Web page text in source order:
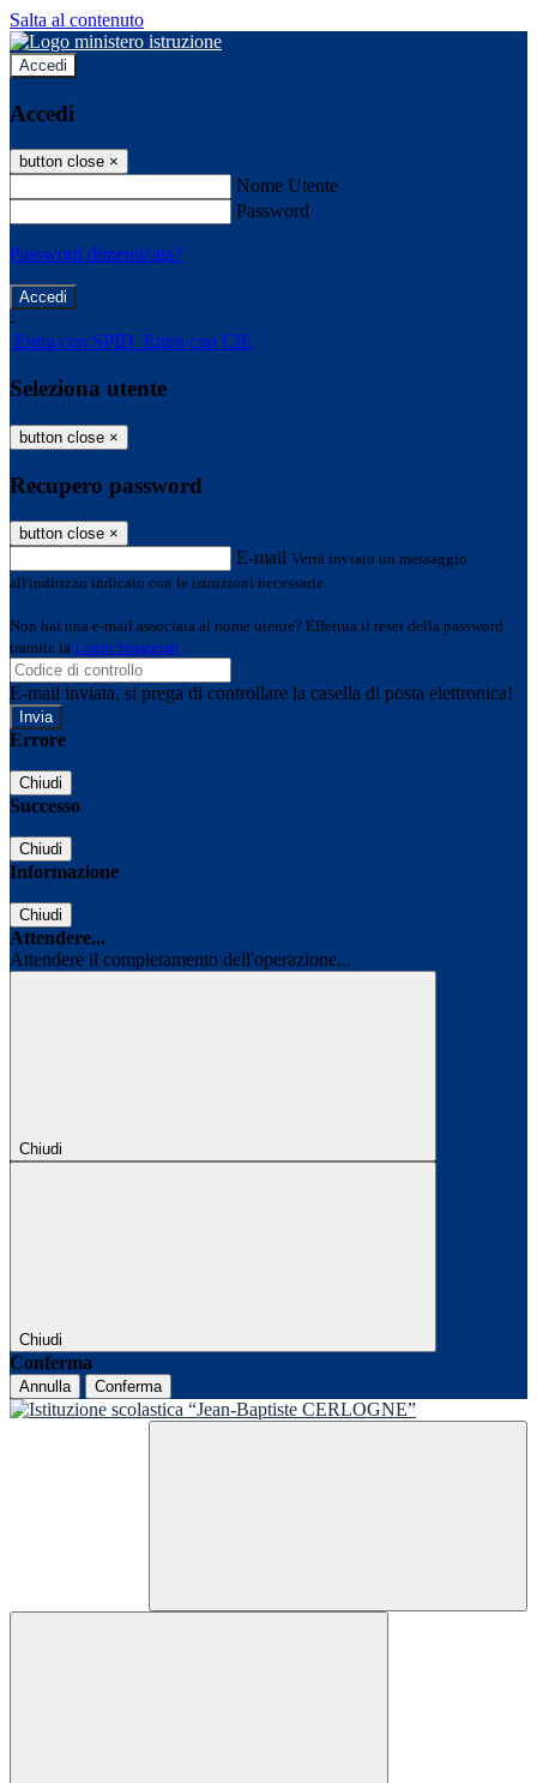
Salta al contenuto
Accedi
Accedi
button close ×
Nome Utente
Password
Password dimenticata?
-
Entra con SPID Entra con CIE
Seleziona utente
button close ×
Recupero password
button close ×
E-mail Verrà inviato un messaggio
all'indirizzo indicato con le istruzioni necessarie.
Non hai una e-mail associata al nome utente? Effettua il reset della password
tramite la Login Spaggiari
E-mail inviata, si prega di controllare la casella di posta elettronica!
Errore
Chiudi
Successo
Chiudi
Informazione
Chiudi
Attendere...
Attendere il completamento dell'operazione...
Chiudi
Chiudi
Conferma
Annulla Conferma